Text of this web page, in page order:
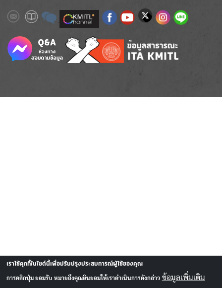
ImageImageImage Image ImageImageImageImageImage
Image Image
เราใช้คุกกี้ในไซต์นี้เพื่อปรับปรุงประสบการณ์ผู้ใช้ของคุณ
การคลิกปุ่ม ยอมรับ หมายถึงคุณยินยอมให้เราดำเนินการดังกล่าว ข้อมูลเพิ่มเติม